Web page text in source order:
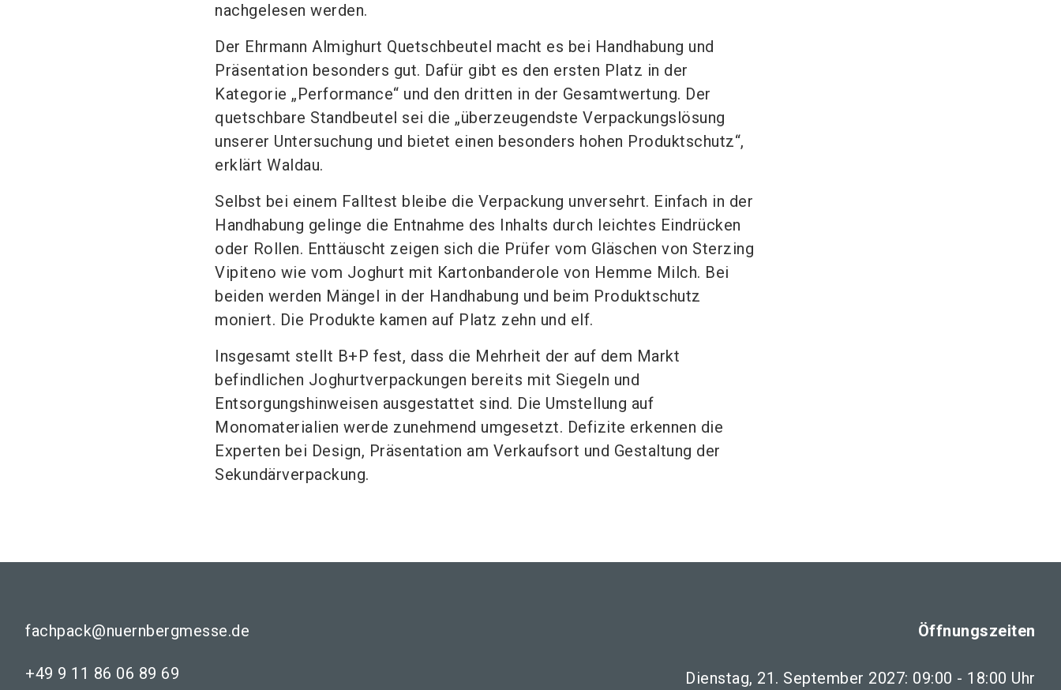
nachgelesen werden.
Der Ehrmann Almighurt Quetschbeutel macht es bei Handhabung und
Präsentation besonders gut. Dafür gibt es den ersten Platz in der
Kategorie „Performance“ und den dritten in der Gesamtwertung. Der
quetschbare Standbeutel sei die „überzeugendste Verpackungslösung
unserer Untersuchung und bietet einen besonders hohen Produktschutz“,
erklärt Waldau.
Selbst bei einem Falltest bleibe die Verpackung unversehrt. Einfach in der
Handhabung gelinge die Entnahme des Inhalts durch leichtes Eindrücken
oder Rollen. Enttäuscht zeigen sich die Prüfer vom Gläschen von Sterzing
Vipiteno wie vom Joghurt mit Kartonbanderole von Hemme Milch. Bei
beiden werden Mängel in der Handhabung und beim Produktschutz
moniert. Die Produkte kamen auf Platz zehn und elf.
Insgesamt stellt B+P fest, dass die Mehrheit der auf dem Markt
befindlichen Joghurtverpackungen bereits mit Siegeln und
Entsorgungshinweisen ausgestattet sind. Die Umstellung auf
Monomaterialien werde zunehmend umgesetzt. Defizite erkennen die
Experten bei Design, Präsentation am Verkaufsort und Gestaltung der
Sekundärverpackung.
fachpack@nuernbergmesse.de
+49 9 11 86 06 89 69
Öffnungszeiten
Dienstag, 21. September 2027: 09:00 - 18:00 Uhr